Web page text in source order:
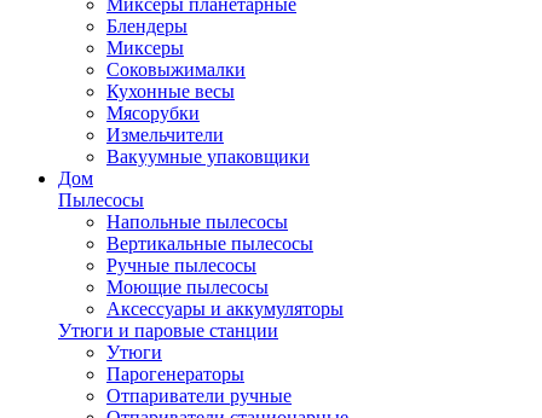
Миксеры планетарные
Блендеры
Миксеры
Соковыжималки
Кухонные весы
Мясорубки
Измельчители
Вакуумные упаковщики
Дом
Пылесосы
Напольные пылесосы
Вертикальные пылесосы
Ручные пылесосы
Моющие пылесосы
Аксессуары и аккумуляторы
Утюги и паровые станции
Утюги
Парогенераторы
Отпариватели ручные